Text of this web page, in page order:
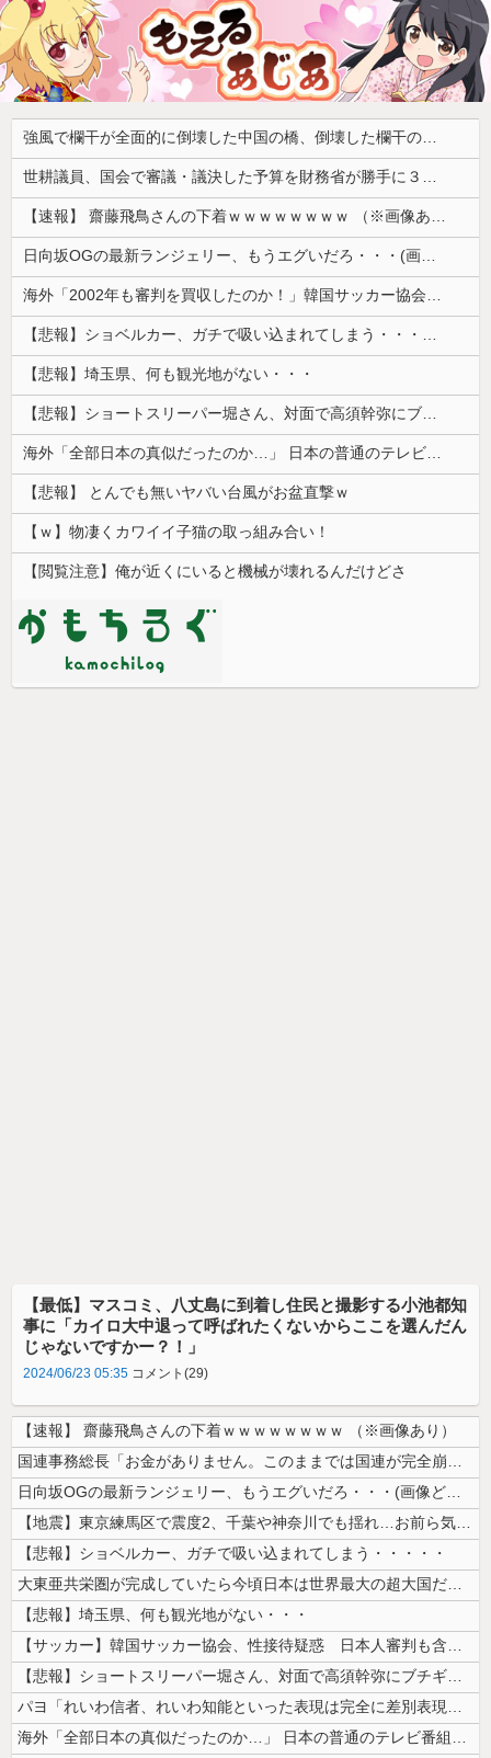
強風で欄干が全面的に倒壊した中国の橋、倒壊した欄干の破片を調べると凄まじい事実が発覚して……
世耕議員、国会で審議・議決した予算を財務省が勝手に３兆円動かしていると指摘・問題視
【速報】 齋藤飛鳥さんの下着ｗｗｗｗｗｗｗｗ （※画像あり）
日向坂OGの最新ランジェリー、もうエグいだろ・・・(画像どーん)
海外「2002年も審判を買収したのか！」韓国サッカー協会による国際試合の審判買収が発覚し大騒ぎ！【海外の反応】
【悲報】ショベルカー、ガチで吸い込まれてしまう・・・・・
【悲報】埼玉県、何も観光地がない・・・
【悲報】ショートスリーパー堀さん、対面で高須幹弥にブチギレるｗｗｗｗ
海外「全部日本の真似だったのか…」 日本の普通のテレビ番組が最新SNSの数十年先を行っていたと話題に
【悲報】 とんでも無いヤバい台風がお盆直撃ｗ
【ｗ】物凄くカワイイ子猫の取っ組み合い！
【閲覧注意】俺が近くにいると機械が壊れるんだけどさ
【最低】マスコミ、八丈島に到着し住民と撮影する小池都知
事に「カイロ大中退って呼ばれたくないからここを選んだん
じゃないですかー？！」
2024/06/23 05:35 コメント(29)
【速報】 齋藤飛鳥さんの下着ｗｗｗｗｗｗｗｗ （※画像あり）
国連事務総長「お金がありません。このままでは国連が完全崩壊します。助け...
日向坂OGの最新ランジェリー、もうエグいだろ・・・(画像どーん)
【地震】東京練馬区で震度2、千葉や神奈川でも揺れ…お前ら気付いた？
【悲報】ショベルカー、ガチで吸い込まれてしまう・・・・・
大東亜共栄圏が完成していたら今頃日本は世界最大の超大国だった事実
【悲報】埼玉県、何も観光地がない・・・
【サッカー】韓国サッカー協会、性接待疑惑 日本人審判も含まれると報道 ...
【悲報】ショートスリーパー堀さん、対面で高須幹弥にブチギレるｗｗｗｗ
パヨ「れいわ信者、れいわ知能といった表現は完全に差別表現。メディアは放...
海外「全部日本の真似だったのか…」 日本の普通のテレビ番組が最新SNS...